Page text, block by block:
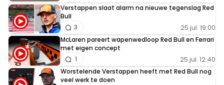
Verstappen slaat alarm na nieuwe tegenslag Red
Bull
25 jul. 19:00
3
McLaren pareert wapenwedloop Red Bull en Ferrari
met eigen concept
25 jul. 12:40
1
Worstelende Verstappen heeft met Red Bull nog
veel werk te doen